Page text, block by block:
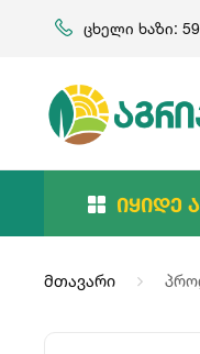
ცხელი ხაზი:
Იყიდე
მთავარი